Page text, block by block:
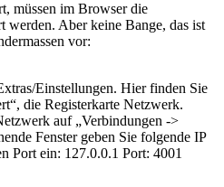
müssen im Browser die
Aber keine Bange, das ist
vor:
Einstellungen. Hier finden Sie
die Registerkarte Netzwerk.
auf „Verbindungen ->
Fenster geben Sie folgende IP
Port ein: 127.0.0.1 Port: 4001